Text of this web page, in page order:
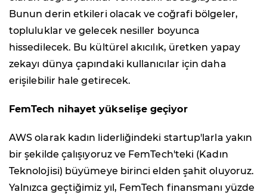
Bunun derin etkileri olacak ve coğrafi bölgeler,
topluluklar ve gelecek nesiller boyunca
hissedilecek. Bu kültürel akıcılık, üretken yapay
zekayı dünya çapındaki kullanıcılar için daha
erişilebilir hale getirecek.
FemTech nihayet yükselişe geçiyor
AWS olarak kadın liderliğindeki startup'larla yakın
bir şekilde çalışıyoruz ve FemTech'teki (Kadın
Teknolojisi) büyümeye birinci elden şahit oluyoruz.
Yalnızca geçtiğimiz yıl, FemTech finansmanı yüzde